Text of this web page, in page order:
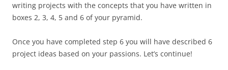
writing projects with the concepts that you have written in
boxes 2, 3, 4, 5 and 6 of your pyramid.
Once you have completed step 6 you will have described 6
project ideas based on your passions. Let’s continue!